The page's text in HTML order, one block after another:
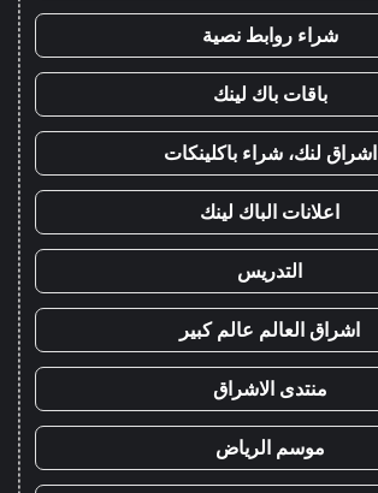
شراء روابط نصية
باقات باك لينك
اشراق لنك، شراء باكلينكات
اعلانات الباك لينك
التدريس
اشراق العالم عالم كبير
منتدى الاشراق
موسم الرياض